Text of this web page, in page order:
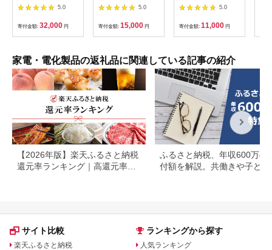
4000BA
5.0
寄付金額: 32,000 円
5.0
寄付金額: 15,000 円
製リサイクルインクカ
ートリッジ LC3117-
4PK用JIT-B31174P
5.0
寄付金額: 11,000 円
家電・電化製品の返礼品に関連している記事の紹介
【2026年版】楽天ふるさと納税
還元率ランキング｜高還元率返
ふるさと納税、年収600万の
付額を解説。共働きや子ども
サイト比較
楽天ふるさと納税
ランキングから探す
人気ランキング